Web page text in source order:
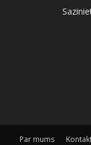
Par mums